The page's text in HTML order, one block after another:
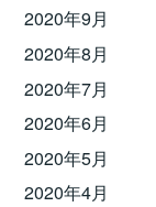
2020年9月
2020年8月
2020年7月
2020年6月
2020年5月
2020年4月